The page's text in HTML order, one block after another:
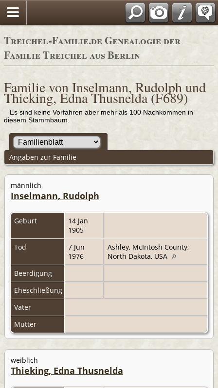
Adressbücher
Treichel-Familie.de Genealogie der
Familie Treichel aus Berlin
Familie von Inselmann, Rudolph und
Thieking, Edna Thusnelda (F689)
Es sind keine Vorfahren aber mehr als 100 Nachkommen in
diesem Stammbaum.
Angaben zur Familie
männlich
Inselmann, Rudolph
Geburt
14 Jan
1905
Tod
7 Jun
1976
Ashley, McIntosh County,
North Dakota, USA
Beerdigung
Eheschließung
Vater
Mutter
weiblich
Thieking, Edna Thusnelda